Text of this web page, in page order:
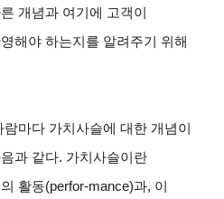
개념과 여기에 고객이
해야 하는지를 알려주기 위해
마다 가치사슬에 대한 개념이
과 같다. 가치사슬이란
활동(perfor-mance)과, 이